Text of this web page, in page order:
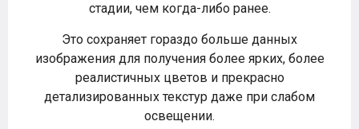
стадии, чем когда-либо ранее.
Это сохраняет гораздо больше данных
изображения для получения более ярких, более
реалистичных цветов и прекрасно
детализированных текстур даже при слабом
освещении.